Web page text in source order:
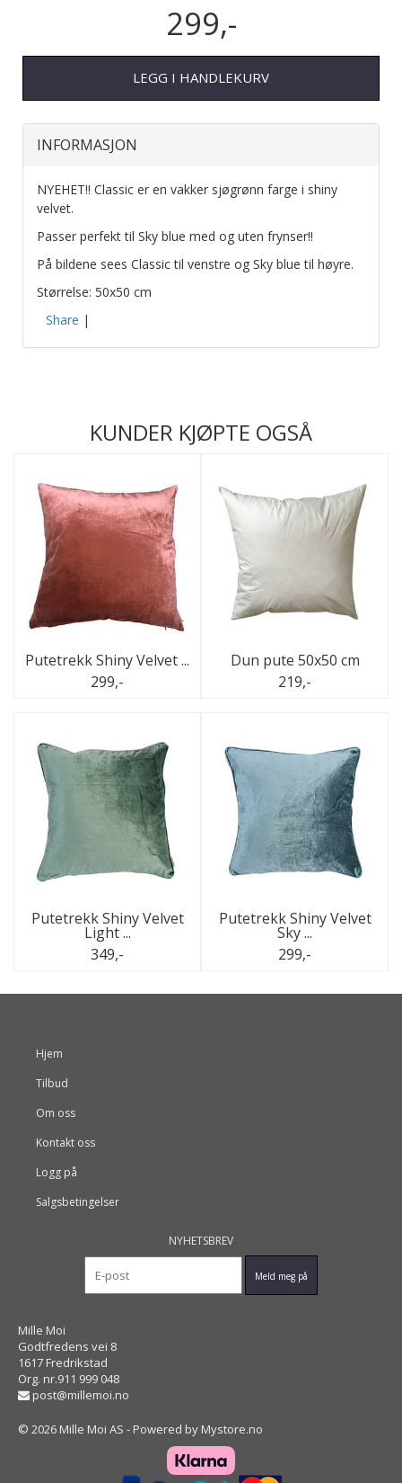
299,-
LEGG I HANDLEKURV
INFORMASJON
NYEHET!! Classic er en vakker sjøgrønn farge i shiny
velvet.
Passer perfekt til Sky blue med og uten frynser!!
På bildene sees Classic til venstre og Sky blue til høyre.
Størrelse: 50x50 cm
Share |
KUNDER KJØPTE OGSÅ
Putetrekk Shiny Velvet ...
299,-
Dun pute 50x50 cm
219,-
Putetrekk Shiny Velvet
Light ...
349,-
Putetrekk Shiny Velvet
Sky ...
299,-
Hjem
Tilbud
Om oss
Kontakt oss
Logg på
Salgsbetingelser
NYHETSBREV
Mille Moi
Godtfredens vei 8
1617 Fredrikstad
Org. nr.911 999 048
post@millemoi.no
© 2026 Mille Moi AS - Powered by Mystore.no